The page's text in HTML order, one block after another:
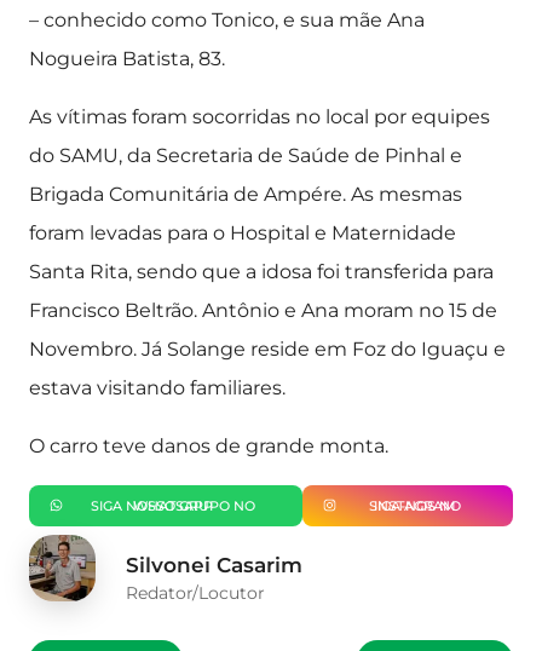
– conhecido como Tonico, e sua mãe Ana
Nogueira Batista, 83.
As vítimas foram socorridas no local por equipes
do SAMU, da Secretaria de Saúde de Pinhal e
Brigada Comunitária de Ampére. As mesmas
foram levadas para o Hospital e Maternidade
Santa Rita, sendo que a idosa foi transferida para
Francisco Beltrão. Antônio e Ana moram no 15 de
Novembro. Já Solange reside em Foz do Iguaçu e
estava visitando familiares.
O carro teve danos de grande monta.
SIGA NOSSO GRUPO NO WHATSAPP SIGA-NOS NO INSTAGRAM
Silvonei Casarim
Redator/Locutor